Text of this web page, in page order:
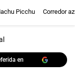
Picchu Corredor
en